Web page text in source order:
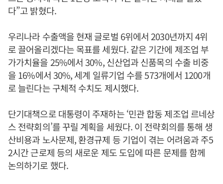
다”고 밝혔다.
우리나라 수출액을 현재 글로벌 6위에서 2030년까지 4위
로 끌어올리겠다는 목표를 세웠다. 같은 기간에 제조업 부
가가치율을 25%에서 30%, 신산업과 신품목의 수출 비중
을 16%에서 30%, 세계 일류기업 수를 573개에서 1200개
로 늘린다는 구체적 수치도 제시했다.
단기대책으로 대통령이 주재하는 ‘민관 합동 제조업 르네상
스 전략회의’를 꾸릴 계획을 세웠다. 이 전략회의를 통해 생
산비용과 노사문제, 환경규제 등 기업이 겪는 어려움과 주5
2시간 근로제 등의 새로운 제도 도입에 따른 문제를 함께
논의하기로 했다.